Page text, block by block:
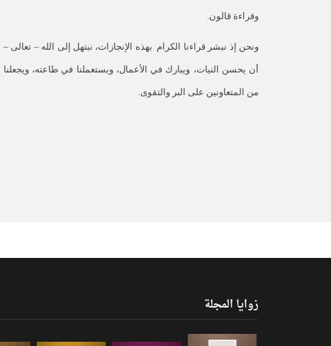
وقراءة قالون.
ونحن إذ نبشر قراءنا الكرام بهذه الإنجازات، نبتهل إلى الله – تعالى –
أن يحسن النيات، ويبارك في الأعمال، ويستعملنا في طاعته، ويجعلنا
من المتعاونين على البر والتقوى.
زوايا المجلة